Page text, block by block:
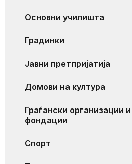
Основни училишта
Градинки
Јавни претпријатија
Домови на култура
Граѓански организации и
фондации
Спорт